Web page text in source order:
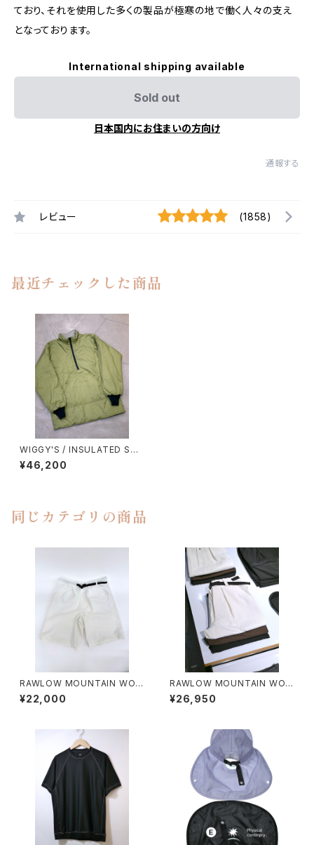
ており、それを使用した多くの製品が極寒の地で働く人々の支え
となっております。
International shipping available
Sold out
日本国内にお住まいの方向け
通報する
レビュー (1858)
最近チェックした商品
WIGGY'S / INSULATED SHI
RTS
¥46,200
同じカテゴリの商品
RAWLOW MOUNTAIN WOR
KS / HIKER GURKHA PANTS
¥22,000
RAWLOW MOUNTAIN WOR
KS / HIKER BAKER PANTS
¥26,950